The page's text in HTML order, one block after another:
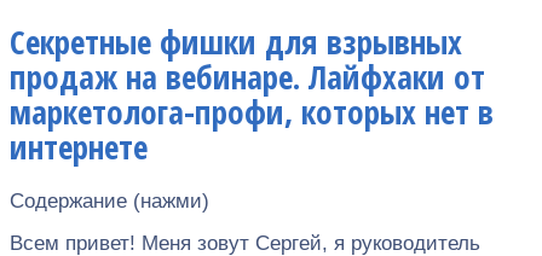
Секретные фишки для взрывных
продаж на вебинаре. Лайфхаки от
маркетолога-профи, которых нет в
интернете
Содержание (нажми)
Всем привет! Меня зовут Сергей, я руководитель